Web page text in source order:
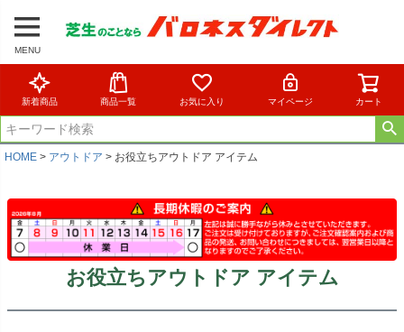
MENU
新着商品 商品一覧 お気に入り マイページ カート
HOME アウトドア お役立ちアウトドア アイテム
お役立ちアウトドア アイテム